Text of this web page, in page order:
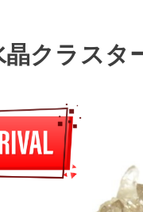
クラスタ